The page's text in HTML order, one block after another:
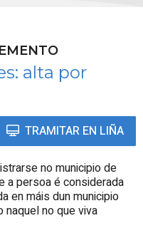
alta por
TRAMITAR EN LIÑA
no municipio de
a persoa é considerada
en máis dun municipio
no que viva